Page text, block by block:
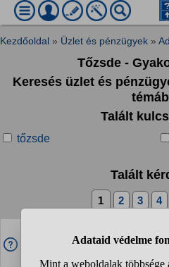
Kezdőoldal » Üzlet és pénzügyek »
Tőzsde -
Keresés üzlet és
Talált
tőzsde
Talált
1 2 3 4
számoltam hozzá az
rajta jelentős,...